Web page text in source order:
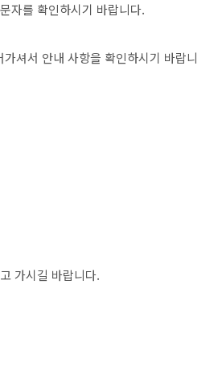
자를 확인하시기 바랍니다.
셔서 안내 사항을 확인하시기 바랍니
가시길 바랍니다.